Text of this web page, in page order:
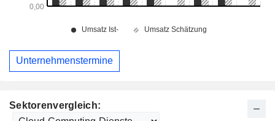
Sektorenvergleich:
Unternehmenstermine